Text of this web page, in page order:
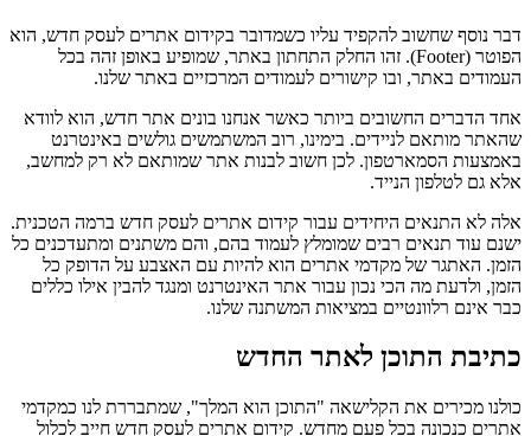
דבר נוסף שחשוב להקפיד עליו כשמדובר בקידום אתרים לעסק חדש, הוא
הפוטר (Footer). זהו החלק התחתון באתר, שמופיע באופן זהה בכל
העמודים באתר, ובו קישורים לעמודים המרכזיים באתר שלנו.
אחד הדברים החשובים ביותר כאשר אנחנו בונים אתר חדש, הוא לוודא
שהאתר מותאם לניידים. בימינו, רוב המשתמשים גולשים באינטרנט
באמצעות הסמארטפון. לכן חשוב לבנות אתר שמותאם לא רק למחשב,
אלא גם לטלפון הנייד.
אלה לא התנאים היחידים עבור קידום אתרים לעסק חדש ברמה הטכנית.
ישנם עוד תנאים רבים שמומלץ לעמוד בהם, והם משתנים ומתעדכנים כל
הזמן. האתגר של מקדמי אתרים הוא להיות עם האצבע על הדופק כל
הזמן, ולדעת מה הכי נכון עבור אתר האינטרנט ומנגד להבין אילו כללים
כבר אינם רלוונטיים במציאות המשתנה שלנו.
כתיבת התוכן לאתר החדש
כולנו מכירים את הקלישאה "התוכן הוא המלך", שמתבררת לנו כמקדמי
אתרים כנכונה בכל פעם מחדש. קידום אתרים לעסק חדש חייב לכלול